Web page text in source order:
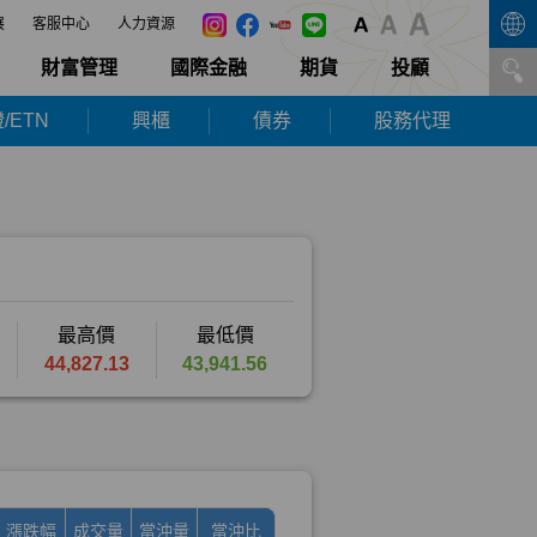
客服中心 人力資源
財富管理 國際金融 期貨 投顧
ETN 興櫃 債券 股務代理